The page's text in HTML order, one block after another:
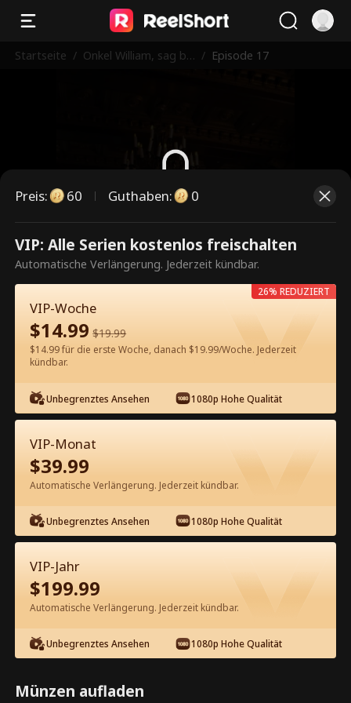
Startseite / Onkel William, sag bit / Episode 17
Dies ist eine kostenpflichtige
Episode. Bitte entsperren, um
weiterzusehen.
60Jetzt entsperren
Kostenlos in der App ansehen
Episode 17 - Onkel William, sag bitte
Ja! Kompletter Film
0-49 50-51
17 18 20 21
Preis: 60 Guthaben: 0
VIP: Alle Serien kostenlos freischalten
Automatische Verlängerung. Jederzeit kündbar.
VIP-Woche
$14.99 $19.99
$14.99 für die erste Woche, danach $19.99/Woche. Jederzeit
kündbar.
Unbegrenztes Ansehen 1080p Hohe Qualität
26% REDUZIERT
VIP-Monat
$39.99
Automatische Verlängerung. Jederzeit kündbar.
Unbegrenztes Ansehen 1080p Hohe Qualität
VIP-Jahr
$199.99
Automatische Verlängerung. Jederzeit kündbar.
Unbegrenztes Ansehen 1080p Hohe Qualität
Münzen aufladen